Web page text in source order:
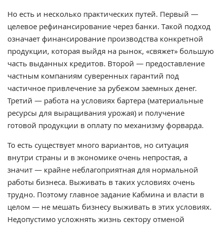
Но есть и несколько практических путей. Первый —
целевое рефинансирование через банки. Такой подход
означает финансирование производства конкретной
продукции, которая выйдя на рынок, «свяжет» большую
часть выданных кредитов. Второй — предоставление
частным компаниям суверенных гарантий под
частичное привлечение за рубежом заемных денег.
Третий — работа на условиях бартера (материальные
ресурсы для выращивания урожая) и получение
готовой продукции в оплату по механизму форварда.
То есть существует много вариантов, но ситуация
внутри страны и в экономике очень непростая, а
значит — крайне неблагоприятная для нормальной
работы бизнеса. Выживать в таких условиях очень
трудно. Поэтому главное задание Кабмина и власти в
целом — не мешать бизнесу выживать в этих условиях.
Недопустимо усложнять жизнь сектору отменой